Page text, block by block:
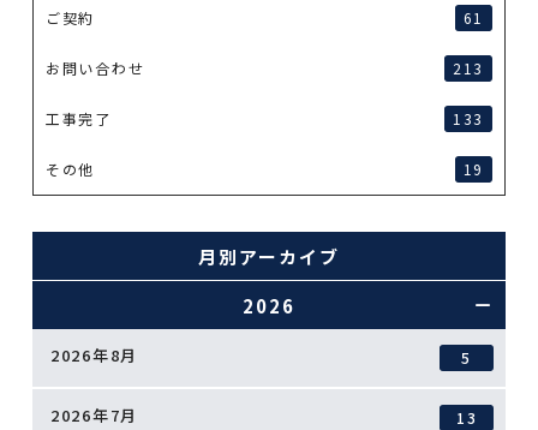
ご契約 61
お問い合わせ 213
工事完了 133
その他 19
月別アーカイブ
2026
2026年8月 5
2026年7月 13